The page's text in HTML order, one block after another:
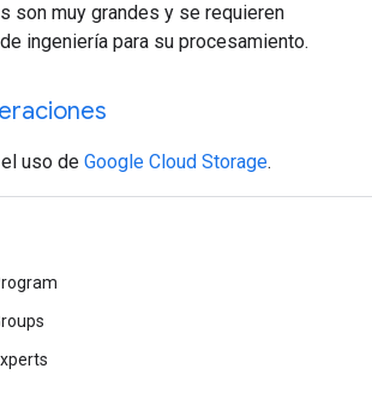
son muy grandes y se requieren
ingeniería para su procesamiento.
uso de Google Cloud Storage.